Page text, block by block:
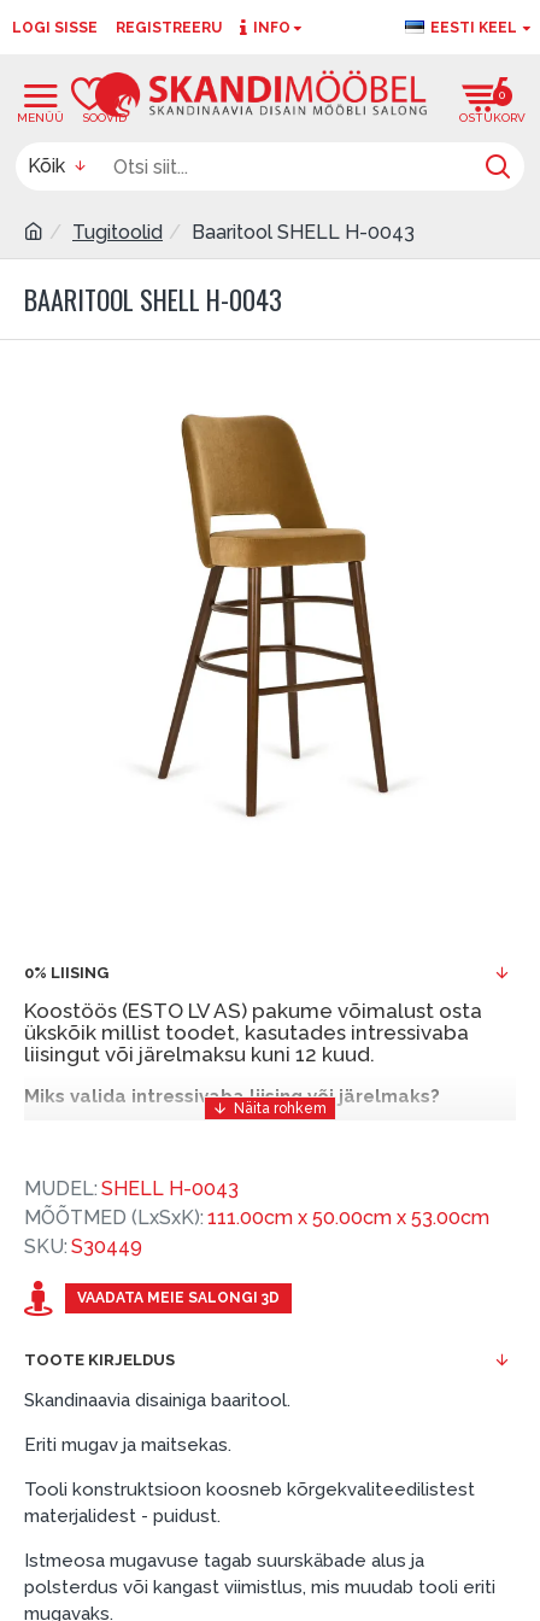
LOGI SISSE REGISTREERU INFO EESTI KEEL
0
Kõik
Tugitoolid Baaritool SHELL H-0043
BAARITOOL SHELL H-0043
0% LIISING
Koostöös (ESTO LV AS) pakume võimalust osta
ükskõik millist toodet, kasutades intressivaba
liisingut või järelmaksu kuni 12 kuud.
Miks valida intressivaba liising või järelmaks?
teil vajalikud tooted kohe osta, kuid nende eest
hiljem tasuda.
eeliseid ilma esimese sissemakseta ja järelmaksu
perioodiga kuni 12 kuud.
Näide: Toote hind 300 €, periood: 12 kuud,
esimene sissemakse: 0 €, igakuine makse: 25 €,
meie salongi Dārzciema tänaval 91, Riia, Läti.
ESTO LV AS (Dokumentide vormistamiseks on
vajalik Smart-ID, eParaksts eID, eParaksts eID
VAADATA MEIE SALONGI 3D
TOOTE KIRJELDUS
Skandinaavia disainiga baaritool.
Eriti mugav ja maitsekas.
Tooli konstruktsioon koosneb kõrgekvaliteedilistest
materjalidest - puidust.
Istmeosa mugavuse tagab suurskäbade alus ja
polsterdus või kangast viimistlus, mis muudab tooli eriti
mugavaks.
MUDEL: SHELL H-0043
MÕÕTMED (LxSxK): 111.00cm x 50.00cm x 53.00cm
SKU: S30449